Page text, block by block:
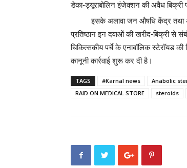
डेका-ड्यूराबोलिन इंजेक्शन की अवैध बिक्री
इसके अलावा जन औषधि केंद्र तथा
प्रतिष्ठान इन दवाओं की खरीद-बिक्री से
चिकित्सकीय पर्चे के एनाबॉलिक स्टेरॉयड
कानूनी कार्रवाई शुरू कर दी है।
TAGS #Karnal news Anabolic
RAID ON MEDICAL STORE
steroids